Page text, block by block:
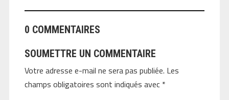
0 COMMENTAIRES
SOUMETTRE UN COMMENTAIRE
Votre adresse e-mail ne sera pas publiée. Les
champs obligatoires sont indiqués avec *